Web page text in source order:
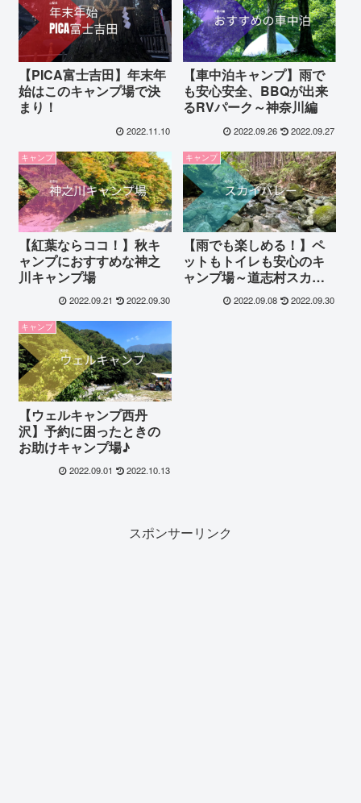
【PICA富士吉田】年末年
始はこのキャンプ場で決
まり！
2022.11.10
【車中泊キャンプ】雨で
も安心安全、BBQが出来
るRVパーク～神奈川編
2022.09.26 2022.09.27
キャンプ
【紅葉ならココ！】秋キ
ャンプにおすすめな神之
川キャンプ場
2022.09.21 2022.09.30
キャンプ
【雨でも楽しめる！】ペ
ットもトイレも安心のキ
ャンプ場～道志村スカイ
バレー編 2022.09.08 2022.09.30
キャンプ
【ウェルキャンプ西丹
沢】予約に困ったときの
お助けキャンプ場♪
2022.09.01 2022.10.13
スポンサーリンク